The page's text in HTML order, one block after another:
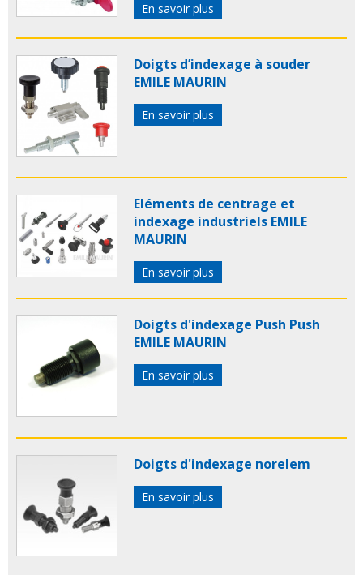
En savoir plus
Doigts d’indexage à souder
EMILE MAURIN
En savoir plus
Eléments de centrage et
indexage industriels EMILE
MAURIN
En savoir plus
Doigts d'indexage Push Push
EMILE MAURIN
En savoir plus
Doigts d'indexage norelem
En savoir plus